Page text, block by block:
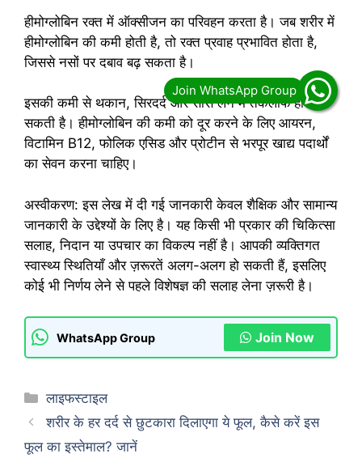
हीमोग्लोबिन रक्त में ऑक्सीजन का परिवहन करता है। जब शरीर में
हीमोग्लोबिन की कमी होती है, तो रक्त प्रवाह प्रभावित होता है,
जिससे नसों पर दबाव बढ़ सकता है।
इसकी कमी से थकान, सिरदर्द और सांस लेने में तकलीफ हो
सकती है। हीमोग्लोबिन की कमी को दूर करने के लिए आयरन,
विटामिन B12, फोलिक एसिड और प्रोटीन से भरपूर खाद्य पदार्थों
का सेवन करना चाहिए।
अस्वीकरण: इस लेख में दी गई जानकारी केवल शैक्षिक और सामान्य
जानकारी के उद्देश्यों के लिए है। यह किसी भी प्रकार की चिकित्सा
सलाह, निदान या उपचार का विकल्प नहीं है। आपकी व्यक्तिगत
स्वास्थ्य स्थितियाँ और ज़रूरतें अलग-अलग हो सकती हैं, इसलिए
कोई भी निर्णय लेने से पहले विशेषज्ञ की सलाह लेना ज़रूरी है।
WhatsApp Group Join Now
Categories
लाइफस्टाइल
शरीर के हर दर्द से छुटकारा दिलाएगा ये फूल, कैसे करें इस
फूल का इस्तेमाल? जानें